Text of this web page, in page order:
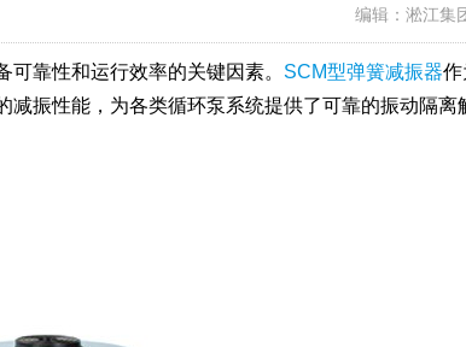
编辑：淞江集
靠性和运行效率的关键因素。 SCM型弹簧减振器作
振性能，为各类循环泵系统提供了可靠的振动隔离